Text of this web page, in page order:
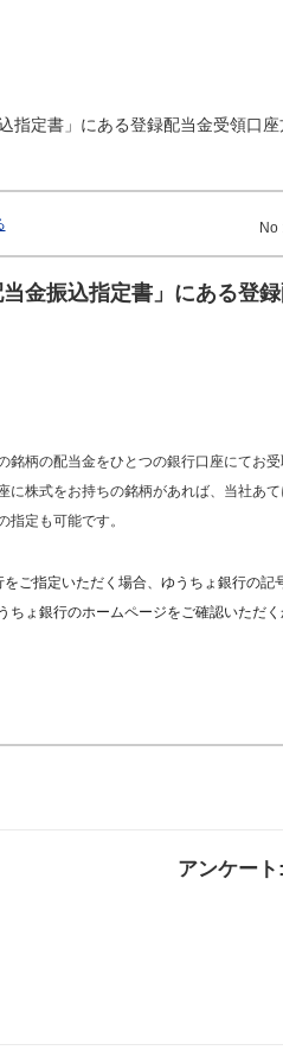
指定書」にある登録配当金受領口
No
当金振込指定書」にある登
銘柄の配当金をひとつの銀行口座にてお受
に株式をお持ちの銘柄があれば、当社あ
指定も可能です。
ご指定いただく場合、ゆうちょ銀行の
ちょ銀行のホームページをご確認いただ
アンケー